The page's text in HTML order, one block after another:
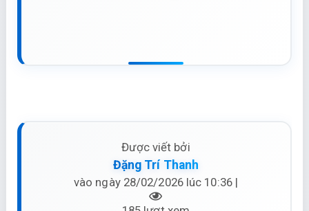
Được viết bởi
Đặng Trí Thanh
vào ngày 28/02/2026 lúc 10:36 |